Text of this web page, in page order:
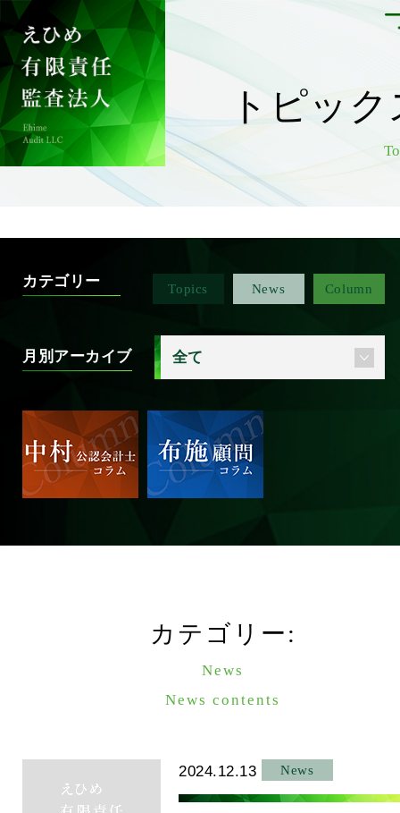
トピッ
カテゴリー Topics News Column
月別アーカイブ
カテゴリー:
News
News contents
2024.12.13 News